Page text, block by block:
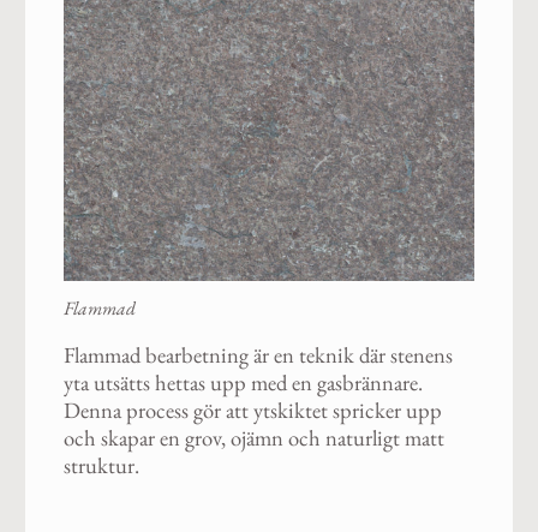
Flammad
Flammad bearbetning är en teknik där stenens
yta utsätts hettas upp med en gasbrännare.
Denna process gör att ytskiktet spricker upp
och skapar en grov, ojämn och naturligt matt
struktur.